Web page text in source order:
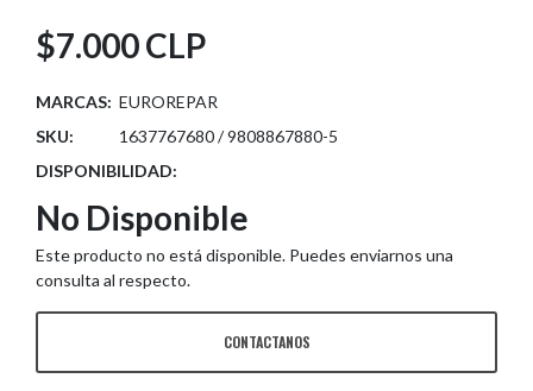
$7.000 CLP
MARCAS: EUROREPAR
SKU:
1637767680 / 9808867880-5
DISPONIBILIDAD:
No Disponible
Este producto no está disponible. Puedes enviarnos una
consulta al respecto.
CONTACTANOS